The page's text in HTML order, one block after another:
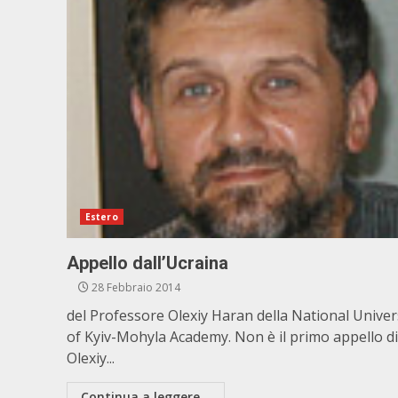
Estero
Appello dall’Ucraina
28 Febbraio 2014
del Professore Olexiy Haran della National
of Kyiv-Mohyla Academy. Non è il primo appello di
Olexiy...